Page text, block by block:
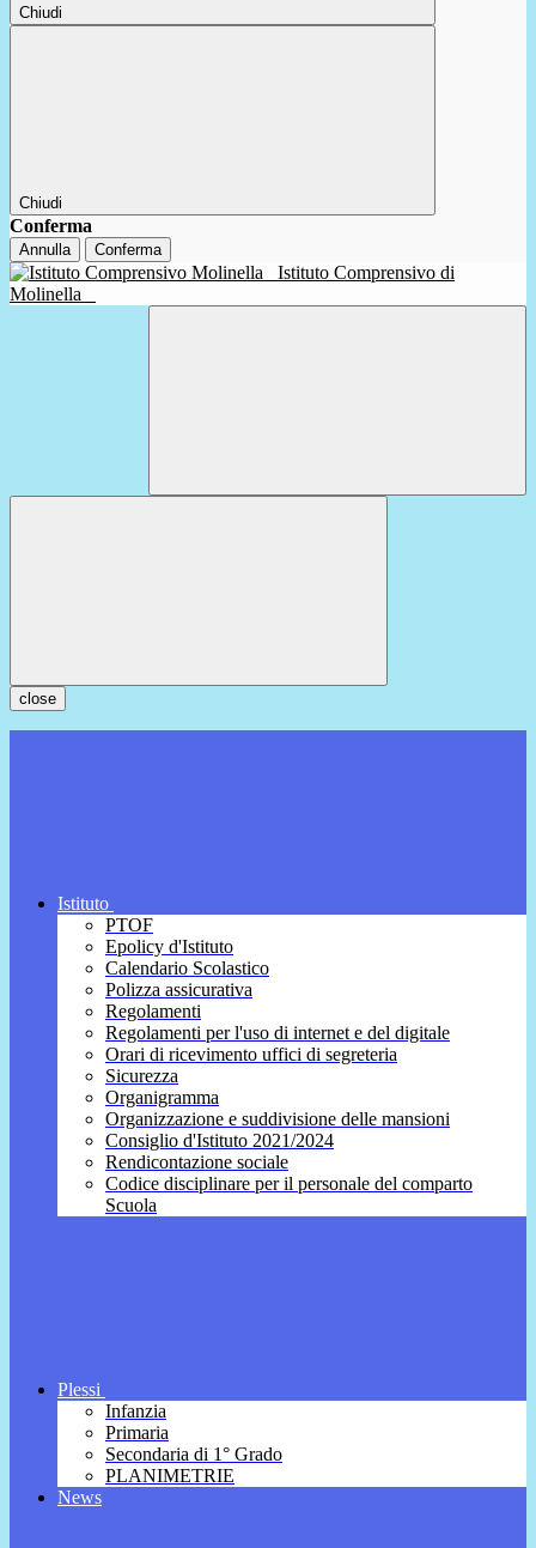
Chiudi
Chiudi
Conferma
Annulla Conferma
Istituto Comprensivo di
Molinella
close
Istituto
PTOF
Epolicy d'Istituto
Calendario Scolastico
Polizza assicurativa
Regolamenti
Regolamenti per l'uso di internet e del digitale
Orari di ricevimento uffici di segreteria
Sicurezza
Organigramma
Organizzazione e suddivisione delle mansioni
Consiglio d'Istituto 2021/2024
Rendicontazione sociale
Codice disciplinare per il personale del comparto
Scuola
Plessi
Infanzia
Primaria
Secondaria di 1° Grado
PLANIMETRIE
News